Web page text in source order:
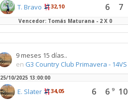
T. Bravo 32,10 6 7
Vencedor: Tomás Maturana - 2 X 0
9 meses 15 días..
en G3 Country Club Primavera - 14VS
25/10/2025 13:00:00
E. Slater 34,05 6 6 9 10